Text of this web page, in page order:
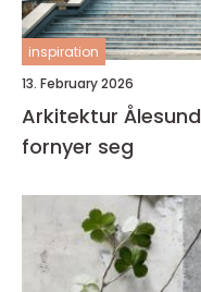
inspiration
13. February 2026
Arkitektur Ålesund jugendbyen som stadig
fornyer seg